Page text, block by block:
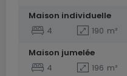
Maison individuelle
4
190 m²
Maison jumelée
4
196 m²